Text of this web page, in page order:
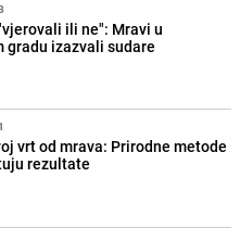
ili ne": Mravi u
gradu izazvali sudare
vrt od mrava: Prirodne metode
rezultate